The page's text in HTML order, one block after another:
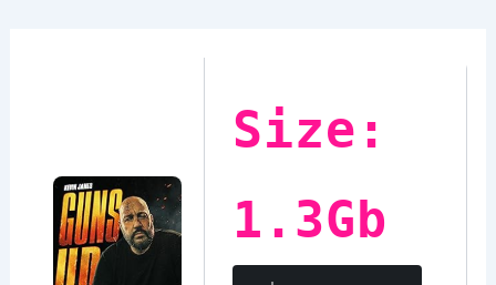
Size:
1.3Gb